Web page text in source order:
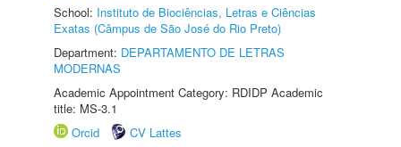
School: Instituto de Biociências, Letras e Ciências
Exatas (Câmpus de São José do Rio Preto)
Department: DEPARTAMENTO DE LETRAS
MODERNAS
Academic Appointment Category: RDIDP Academic
title: MS-3.1
Orcid
CV Lattes